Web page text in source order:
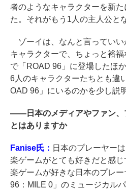
者のようなキャラクターを新
た。それがもう1人の主人公と
ゾーイは、なんと言っていい
キャラクターで、ちょっと裕
で「ROAD 96」に登場したほ
6人のキャラクターたちとも違
OAD 96」にいるのかを少し説
――日本のメディアやファン
とはありますか
Fanise氏： 日本のプレーヤー
楽ゲームがとても好きだと感
楽ゲームが好きな日本のプレ
96：MILE 0」のミュージカル